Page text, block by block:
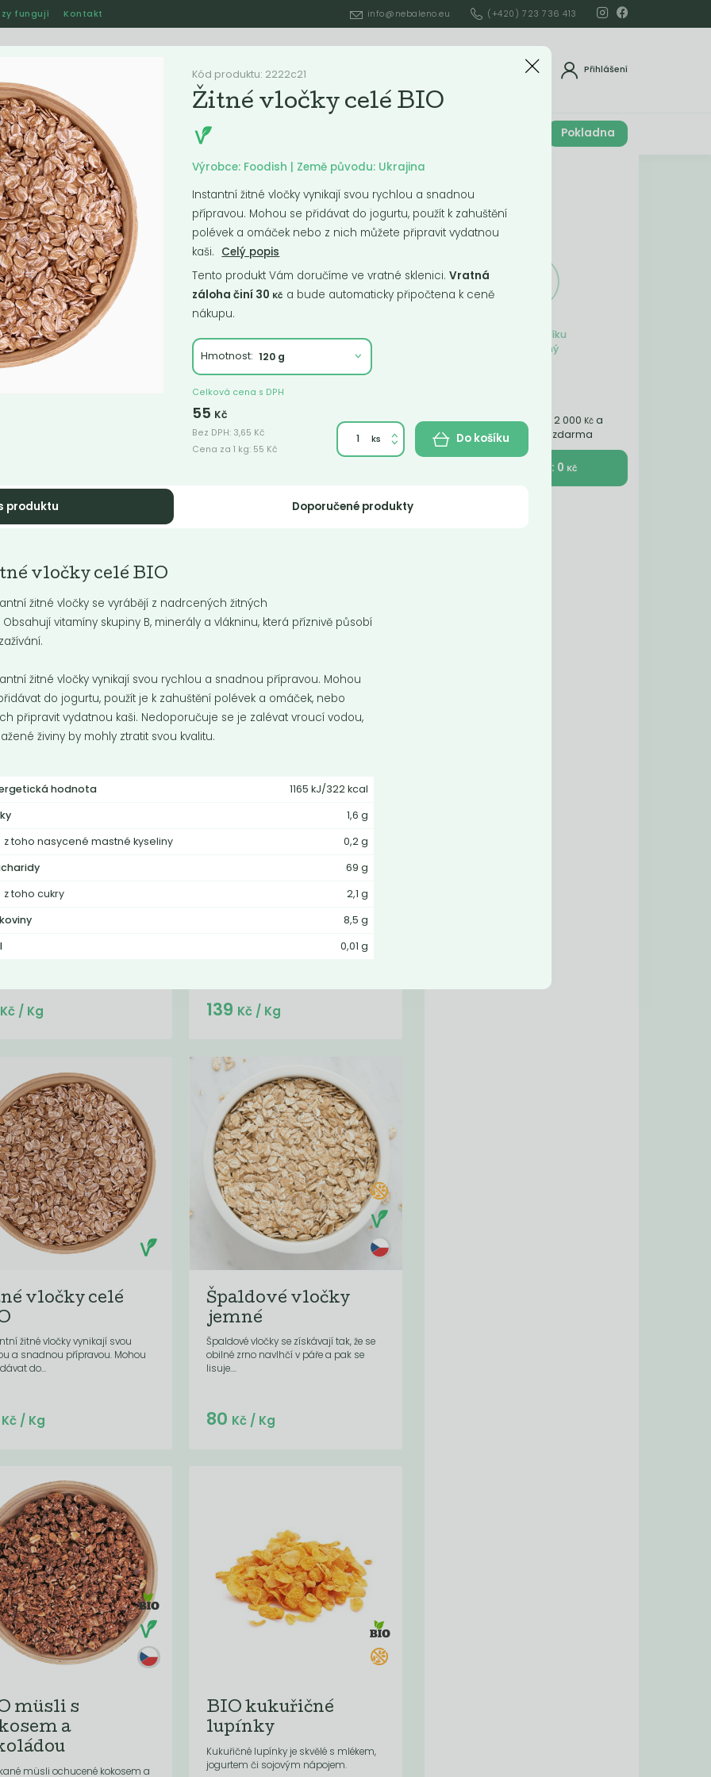
fungují Kontakt info@nebaleno.eu (+420) 723 736 413
Přihlášení
Ostatní Pokladna
Obsah košíku
je prázdný
Nakupte ještě za 2 000 Kč a
získáte dopravu zdarma
K pokladně : 0 Kč
Nejlevnější Nejdražší Nejprodávanější Nejnovější
vločky
BIO
a nejvíce používané
Oves vyniká svou...
Do košíku:(70Kč
Kč / Kg
Ovesné vločky celé
Do košíku:
40 Kč / Kg
vločky
rýžové vločky jsou
Do košíku:
Kč / Kg
Pohankové vločky
Jemné instantní pohankové vločky
Do košíku:
139 Kč/ Kg
vločky celé
žitné vločky vynikají svou
a snadnou přípravou. Mohou
do...
Do košíku:
Kč / Kg
Špaldové vločky
jemné
Špaldové vločky se získávají tak, že se
obilné zrno navlhčí v páře a pak se
lisuje....
Do košíku:
80 Kč/ Kg
müsli s
a
müsli ochucené kokosem a
BIO kukuřičné
lupínky
Kukuřičné lupínky je skvělé s mlékem,
jogurtem či sojovým nápojem.
Kód produktu: 2222c21
Žitné vločky celé BIO
Výrobce: Foodish | Země původu: Ukrajina
Instantní žitné vločky vynikají svou rychlou a snadnou
přípravou. Mohou se přidávat do jogurtu, použít k zahuštění
polévek a omáček nebo z nich můžete připravit vydatnou
kaši. Celý popis
Tento produkt Vám doručíme ve vratné sklenici. Vratná
záloha činí 30 Kč a bude automaticky připočtena k ceně
nákupu.
Hmotnost:
Celková cena s DPH
55 Kč
Bez DPH: 3,65 Kč
Cena za 1 kg: 55 Kč
Do košíku
produktu Doporučené produkty
vločky celé BIO
žitné vločky se vyrábějí z nadrcených žitných
Obsahují vitamíny skupiny B, minerály a vlákninu, která příznivě působí
žitné vločky vynikají svou rychlou a snadnou přípravou. Mohou
do jogurtu, použít je k zahuštění polévek a omáček, nebo
připravit vydatnou kaši. Nedoporučuje se je zalévat vroucí vodou,
živiny by mohly ztratit svou kvalitu.
hodnota
1165 kJ/322 kcal
1,6 g
z toho nasycené mastné kyseliny
0,2 g
69 g
z toho cukry
2,1 g
8,5 g
0,01 g